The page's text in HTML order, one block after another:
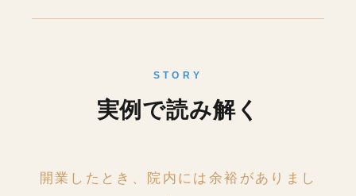
STORY
実例で読み解く
開業したとき、院内には余裕がありまし